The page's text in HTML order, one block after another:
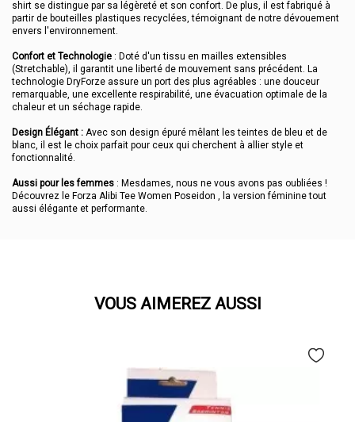
shirt se distingue par sa légèreté et son confort. De plus, il est fabriqué à
partir de bouteilles plastiques recyclées, témoignant de notre dévouement
envers l'environnement.
Confort et Technologie : Doté d'un tissu en mailles extensibles
(Stretchable), il garantit une liberté de mouvement sans précédent. La
technologie DryForze assure un port des plus agréables : une douceur
remarquable, une excellente respirabilité, une évacuation optimale de la
chaleur et un séchage rapide.
Design Élégant : Avec son design épuré mêlant les teintes de bleu et de
blanc, il est le choix parfait pour ceux qui cherchent à allier style et
fonctionnalité.
Aussi pour les femmes : Mesdames, nous ne vous avons pas oubliées !
Découvrez le Forza Alibi Tee Women Poseidon , la version féminine tout
aussi élégante et performante.
VOUS AIMEREZ AUSSI